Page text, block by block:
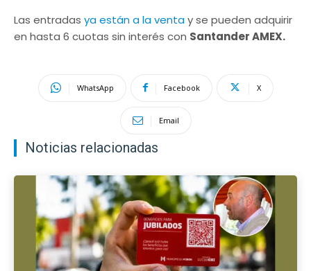
Las entradas ya están a la ventay se pueden adquirir
en hasta 6 cuotas sin interés con Santander AMEX.
WhatsApp Facebook X
Email
Noticias relacionadas